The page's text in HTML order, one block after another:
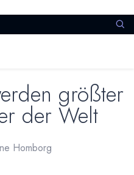
größter
der Welt
Homborg